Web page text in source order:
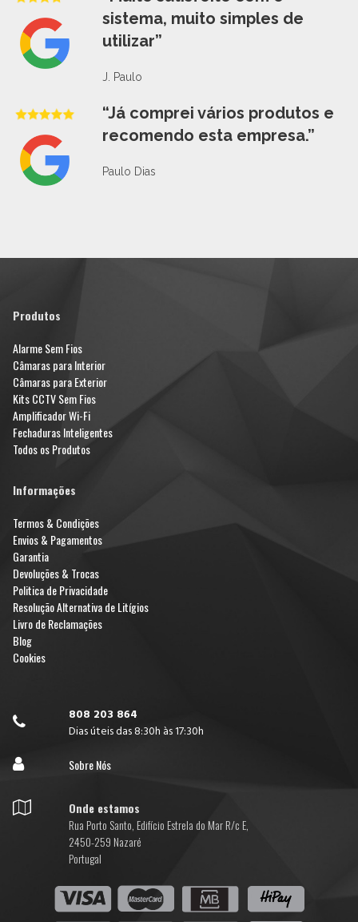
sistema, muito simples de
utilizar”
J. Paulo
“Já comprei vários produtos e
recomendo esta empresa.”
Paulo Dias
Produtos
Alarme Sem Fios
Câmaras para Interior
Câmaras para Exterior
Kits CCTV Sem Fios
Amplificador Wi-Fi
Fechaduras Inteligentes
Todos os Produtos
Informações
Termos & Condições
Envios & Pagamentos
Garantia
Devoluções & Trocas
Politica de Privacidade
Resolução Alternativa de Litígios
Livro de Reclamações
Blog
Cookies

808 203 864
Dias úteis das 8:30h às 17:30h
 Sobre Nós

Onde estamos
Rua Porto Santo, Edifício Estrela do Mar R/c E,
2450-259 Nazaré
Portugal